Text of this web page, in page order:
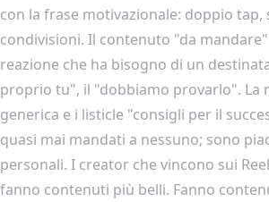
con la frase motivazionale: doppio tap,
condivisioni. Il contenuto "da
reazione che ha bisogno di un
proprio tu", il "dobbiamo provarlo". La
generica e i listicle "consigli per il
quasi mai mandati a nessuno; sono
personali. I creator che vincono sui
fanno contenuti più belli. Fanno